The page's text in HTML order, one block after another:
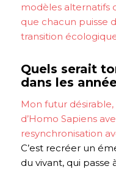
modèles alternatifs
que chacun puisse
transition
Quels serait
dans les
Mon futur
d’Homo Sapiens
resynchronisation
C’est recréer un
du vivant, qui passe